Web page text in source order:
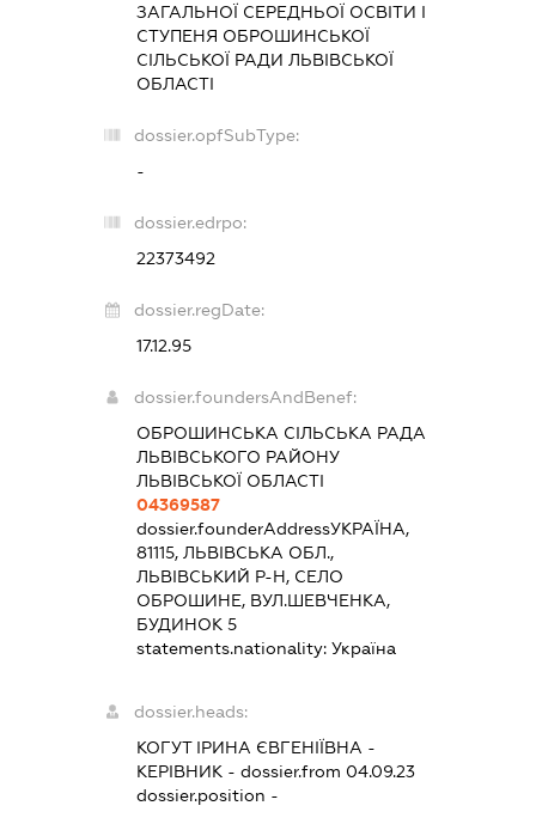
ЗАГАЛЬНОЇ СЕРЕДНЬОЇ ОСВІТИ І
СТУПЕНЯ ОБРОШИНСЬКОЇ
СІЛЬСЬКОЇ РАДИ ЛЬВІВСЬКОЇ
ОБЛАСТІ
dossier.opfSubType:
-
dossier.edrpo:
22373492
dossier.regDate:
17.12.95
dossier.foundersAndBenef:
ОБРОШИНСЬКА СІЛЬСЬКА РАДА
ЛЬВІВСЬКОГО РАЙОНУ
ЛЬВІВСЬКОЇ ОБЛАСТІ
04369587
dossier.founderAddressУКРАЇНА,
81115, ЛЬВІВСЬКА ОБЛ.,
ЛЬВІВСЬКИЙ Р-Н, СЕЛО
ОБРОШИНЕ, ВУЛ.ШЕВЧЕНКА,
БУДИНОК 5
statements.nationality: Україна
dossier.heads:
КОГУТ ІРИНА ЄВГЕНІЇВНА -
КЕРІВНИК - dossier.from 04.09.23
dossier.position -